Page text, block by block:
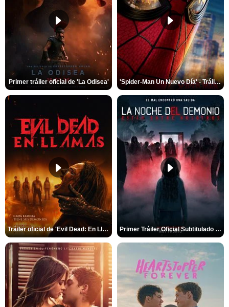
Primer tráiler oficial de 'La Odisea' 'Spider-Man Un Nuevo Día' - Tráiler oficial subtitulado
Tráiler oficial de 'Evil Dead: En Llamas' Primer Tráiler Oficial Subtitulado de 'La Noche Del Demonio: Están Entre Nosotros'